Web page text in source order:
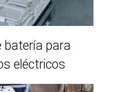
batería para
eléctricos